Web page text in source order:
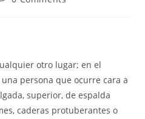
otro lugar; en el
persona que ocurre cara a
superior, de espalda
caderas protuberantes o